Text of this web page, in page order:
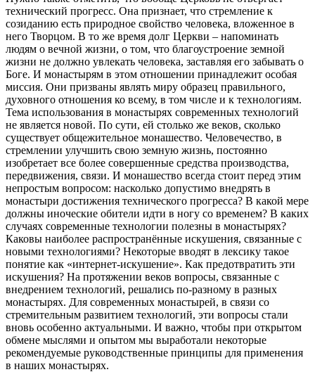
технический прогресс. Она признает, что стремление к
созиданию есть природное свойство человека, вложенное в
него Творцом. В то же время долг Церкви – напоминать
людям о вечной жизни, о том, что благоустроение земной
жизни не должно увлекать человека, заставляя его забывать о
Боге. И монастырям в этом отношении принадлежит особая
миссия. Они призваны являть миру образец правильного,
духовного отношения ко всему, в том числе и к технологиям.
Тема использования в монастырях современных технологий
не является новой. По сути, ей столько же веков, сколько
существует общежительное монашество. Человечество, в
стремлении улучшить свою земную жизнь, постоянно
изобретает все более совершенные средства производства,
передвижения, связи. И монашество всегда стоит перед этим
непростым вопросом: насколько допустимо внедрять в
монастыри достижения технического прогресса? В какой мере
должны иноческие обители идти в ногу со временем? В каких
случаях современные технологии полезны в монастырях?
Каковы наиболее распространённые искушения, связанные с
новыми технологиями? Некоторые вводят в лексику такое
понятие как «интернет-искушение». Как предотвратить эти
искушения? На протяжении веков вопросы, связанные с
внедрением технологий, решались по-разному в разных
монастырях. Для современных монастырей, в связи со
стремительным развитием технологий, эти вопросы стали
вновь особенно актуальными. И важно, чтобы при открытом
обмене мыслями и опытом мы выработали некоторые
рекомендуемые руководственные принципы для применения
в наших монастырях.